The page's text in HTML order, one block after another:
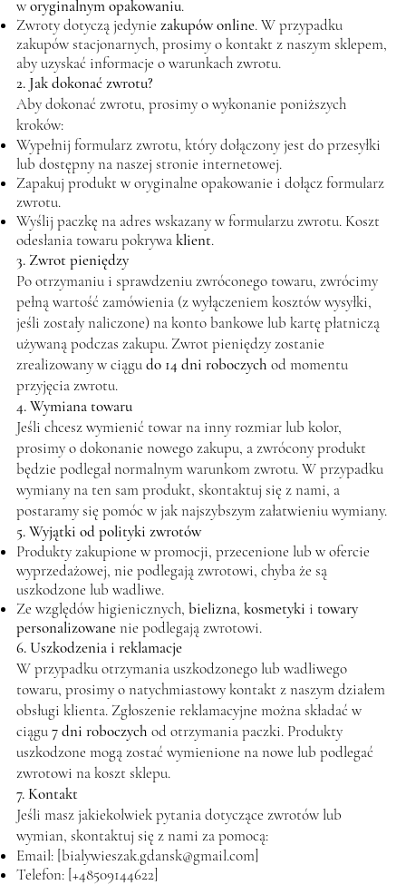
woryginalnym opakowaniu.
Zwroty dotyczą jedynie zakupów online. W przypadku
zakupów stacjonarnych, prosimy o kontakt z naszym sklepem,
aby uzyskać informacje o warunkach zwrotu.
2. Jak dokonać zwrotu?
Aby dokonać zwrotu, prosimy o wykonanie poniższych
kroków:
Wypełnij formularz zwrotu, który dołączony jest do przesyłki
lub dostępny na naszej stronie internetowej.
Zapakuj produkt w oryginalne opakowanie i dołącz formularz
zwrotu.
Wyślij paczkę na adres wskazany w formularzu zwrotu. Koszt
odesłania towaru pokrywaklient.
3. Zwrot pieniędzy
Po otrzymaniu i sprawdzeniu zwróconego towaru, zwrócimy
pełną wartość zamówienia (z wyłączeniem kosztów wysyłki,
jeśli zostały naliczone) na konto bankowe lub kartę płatniczą
używaną podczas zakupu. Zwrot pieniędzy zostanie
zrealizowany w ciągudo 14 dni roboczych od momentu
przyjęcia zwrotu.
4. Wymiana towaru
Jeśli chcesz wymienić towar na inny rozmiar lub kolor,
prosimy o dokonanie nowego zakupu, a zwrócony produkt
będzie podlegał normalnym warunkom zwrotu. W przypadku
wymiany na ten sam produkt, skontaktuj się z nami, a
postaramy się pomóc w jak najszybszym załatwieniu wymiany.
5. Wyjątki od polityki zwrotów
Produkty zakupione w promocji, przecenione lub w ofercie
wyprzedażowej, nie podlegają zwrotowi, chyba że są
uszkodzone lub wadliwe.
Ze względów higienicznych, bielizna, kosmetyki i towary
personalizowanenie podlegają zwrotowi.
6. Uszkodzenia i reklamacje
W przypadku otrzymania uszkodzonego lub wadliwego
towaru, prosimy o natychmiastowy kontakt z naszym działem
obsługi klienta. Zgłoszenie reklamacyjne można składać w
ciągu7 dni roboczych od otrzymania paczki. Produkty
uszkodzone mogą zostać wymienione na nowe lub podlegać
zwrotowi na koszt sklepu.
7. Kontakt
Jeśli masz jakiekolwiek pytania dotyczące zwrotów lub
wymian, skontaktuj się z nami za pomocą:
Email: [bialywieszak.gdansk@gmail.com]
Telefon: [+48509144622]